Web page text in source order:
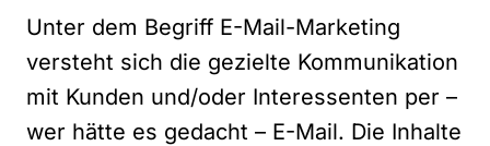
Unter dem Begriff E-Mail-Marketing
versteht sich die gezielte Kommunikation
mit Kunden und/oder Interessenten per –
wer hätte es gedacht – E-Mail. Die Inhalte